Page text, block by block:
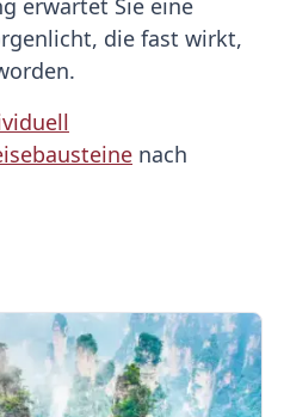
erwartet Sie eine
die fast wirkt,
nach